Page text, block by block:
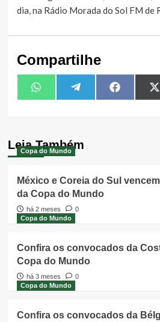
dia, na Rádio Morada do Sol FM de
Compartilhe
Share
on
WhatsAppShare
on
TelegramShare
on
FacebookX
Leia Também
Copa do Mundo
México e Coreia do Sul
da Copa do Mundo
há 2 meses
0
Copa do Mundo
Confira os convocados da
Copa do Mundo
há 3 meses
0
Copa do Mundo
Confira os convocados da